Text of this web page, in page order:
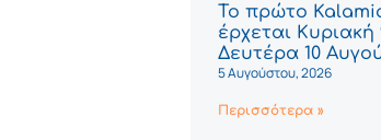
Το πρώτο
έρχεται Κυριακή
Δευτέρα 10
5 Αυγούστου, 2026
Περισσότερα »